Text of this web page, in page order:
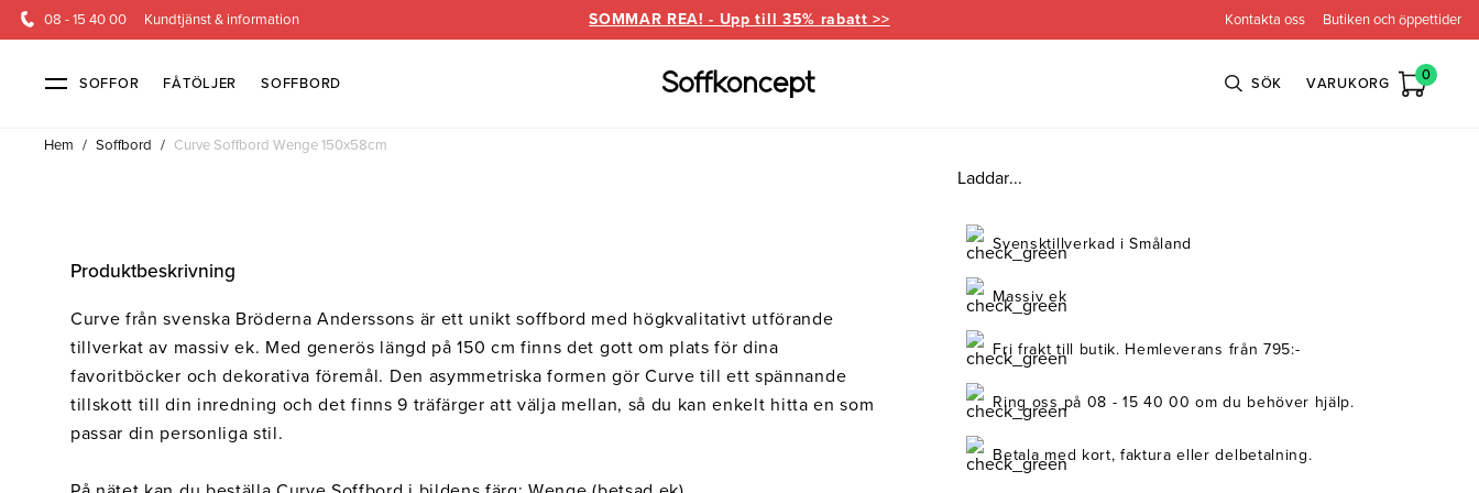
08 - 15 40 00 Kundtjänst & information SOMMAR REA! - Upp till 35% rabatt >> Kontakta oss Butiken och öppettider
SOFFOR FÅTÖLJER SOFFBORD SÖK VARUKORG 0
4-sits soffor
Bäddsoffor
Hörnsoffor
Lagersoffor
Modulsoffor
Sammetssoffor
Soffor med divan
Soffor med hög rygg
Bellus
Bröderna Anderssons
Burhéns
Ermatiko
Kleppe
Neiser
Pohjanmaan
Inredning
Finansiering
Öppetköp & ångerrätt
Butiken
Intergritetspolicy
Hem / Soffbord / Curve Soffbord Wenge 150x58cm
Produktbeskrivning
Curve från svenska Bröderna Anderssons är ett unikt soffbord med högkvalitativt utförande
tillverkat av massiv ek. Med generös längd på 150 cm finns det gott om plats för dina
favoritböcker och dekorativa föremål. Den asymmetriska formen gör Curve till ett spännande
tillskott till din inredning och det finns 9 träfärger att välja mellan, så du kan enkelt hitta en som
passar din personliga stil.
Laddar...
Svensktillverkad i Småland
Massiv ek
Fri frakt till butik. Hemleverans från 795:-
Ring oss på 08 - 15 40 00 om du behöver hjälp.
Betala med kort, faktura eller delbetalning.